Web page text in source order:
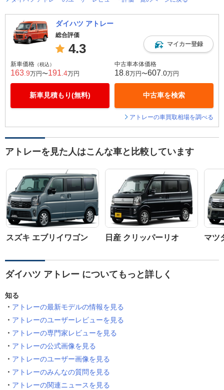
ダイハツ アトレー
総合評価
4.3 マイカー登録
新車価格 （税込）
163 .9万円〜191 .4万円
新車見積もり(無料)
中古車本体価格
18 .8万円〜607 .0万円
中古車を検索
アトレーの車買取相場を調べる
アトレーを見た人はこんな車と比較しています
スズキ エブリイワゴン 日産 クリッパーリオ マツ
ダイハツ アトレー についてもっと詳しく
知る
アトレーの最新モデルの情報を見る
アトレーのユーザーレビューを見る
アトレーの専門家レビューを見る
アトレーの公式画像を見る
アトレーのユーザー画像を見る
アトレーのみんなの質問を見る
アトレーの関連ニュースを見る